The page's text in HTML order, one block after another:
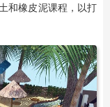
和橡皮泥课程，以打